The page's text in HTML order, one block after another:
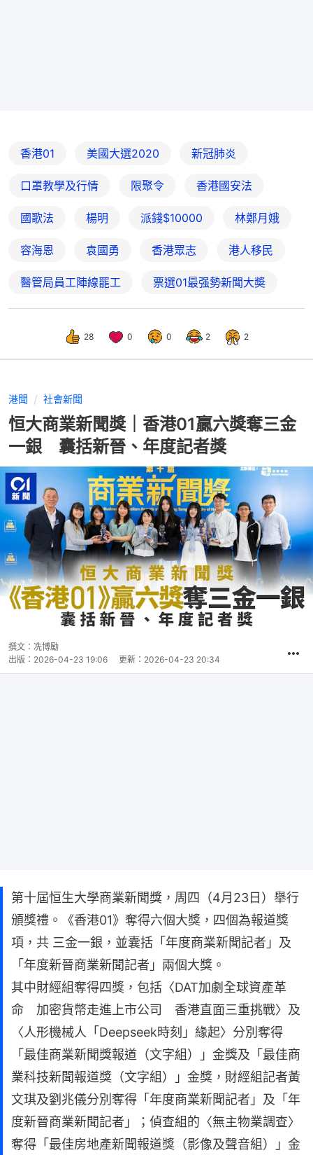
香港01 美國大選2020 新冠肺炎
口罩教學及行情 限聚令 香港國安法
國歌法 楊明 派錢$10000 林鄭月娥
容海恩 袁國勇 香港眾志 港人移民
醫管局員工陣線罷工 票選01最强勢新聞大奬
28 0 0 2 2
港聞 社會新聞
恒大商業新聞獎｜香港01贏六獎奪三金
一銀 囊括新晉、年度記者獎
撰文： 冼博勵
出版： 2026-04-23 19:06 更新： 2026-04-23 20:34
第十屆恒生大學商業新聞獎，周四（4月23日）舉行
頒獎禮。《香港01》奪得六個大獎，四個為報道獎
項，共 三金一銀，並囊括「年度商業新聞記者」及
「年度新晉商業新聞記者」兩個大獎。
其中財經組奪得四獎，包括〈DAT加劇全球資產革
命 加密貨幣走進上市公司 香港直面三重挑戰〉及
〈人形機械人「Deepseek時刻」緣起〉分別奪得
「最佳商業新聞獎報道（文字組）」金獎及「最佳商
業科技新聞報道獎（文字組）」金獎，財經組記者黃
文琪及劉兆儀分別奪得「年度商業新聞記者」及「年
度新晉商業新聞記者」；偵查組的〈無主物業調查〉
奪得「最佳房地產新聞報道獎（影像及聲音組）」金